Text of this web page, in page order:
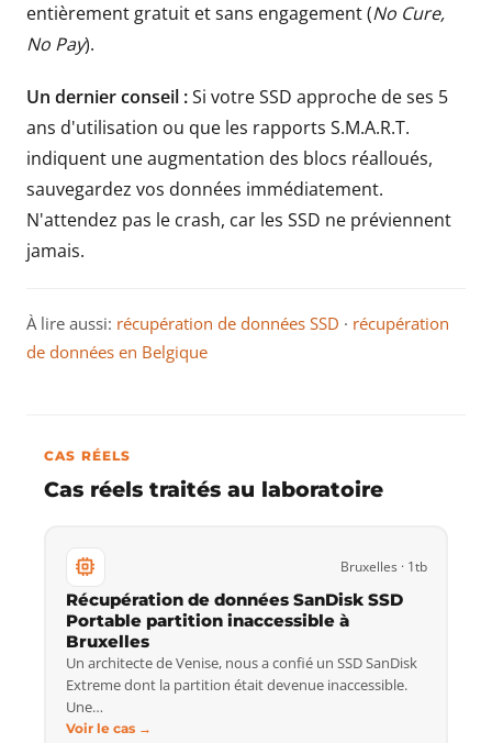
entièrement gratuit et sans engagement (No Cure,
No Pay).
Un dernier conseil :Si votre SSD approche de ses 5
ans d'utilisation ou que les rapports S.M.A.R.T.
indiquent une augmentation des blocs réalloués,
sauvegardez vos données immédiatement.
N'attendez pas le crash, car les SSD ne préviennent
jamais.
À lire aussi: récupération de données SSD · récupération
de données en Belgique
CAS RÉELS
Cas réels traités au laboratoire
Bruxelles · 1tb
Récupération de données SanDisk SSD
Portable partition inaccessible à
Bruxelles
Un architecte de Venise, nous a confié un SSD SanDisk
Extreme dont la partition était devenue inaccessible.
Une…
Voir le cas →